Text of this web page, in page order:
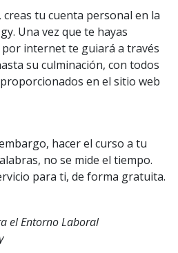
creas tu cuenta personal en la
Una vez que te hayas
internet te guiará a través
su culminación, con todos
en el sitio web
hacer el curso a tu
no se mide el tiempo.
para ti, de forma gratuita.
el Entorno Laboral